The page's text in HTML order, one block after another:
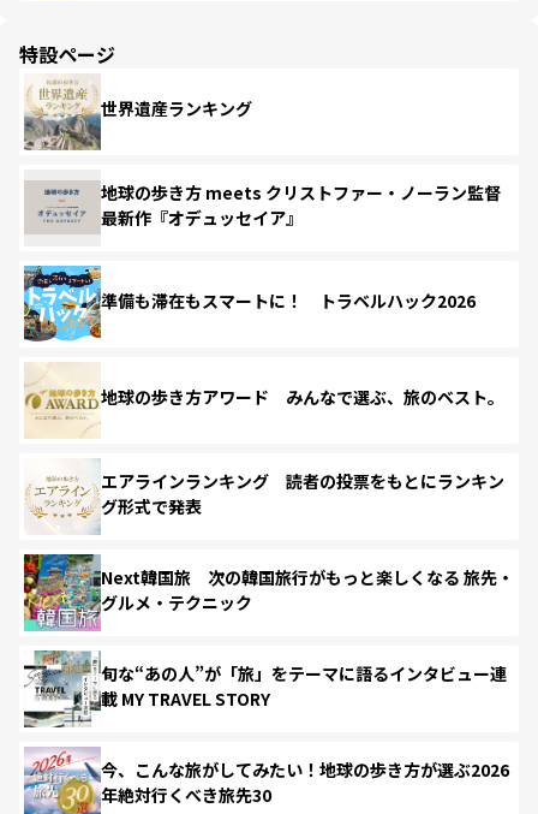
特設ページ
世界遺産ランキング
地球の歩き方 meets クリストファー・ノーラン監督
最新作『オデュッセイア』
準備も滞在もスマートに！ トラベルハック2026
地球の歩き方アワード みんなで選ぶ、旅のベスト。
エアラインランキング 読者の投票をもとにランキン
グ形式で発表
Next韓国旅 次の韓国旅行がもっと楽しくなる 旅先・
グルメ・テクニック
旬な“あの人”が「旅」をテーマに語るインタビュー連
載 MY TRAVEL STORY
今、こんな旅がしてみたい！地球の歩き方が選ぶ2026
年絶対行くべき旅先30